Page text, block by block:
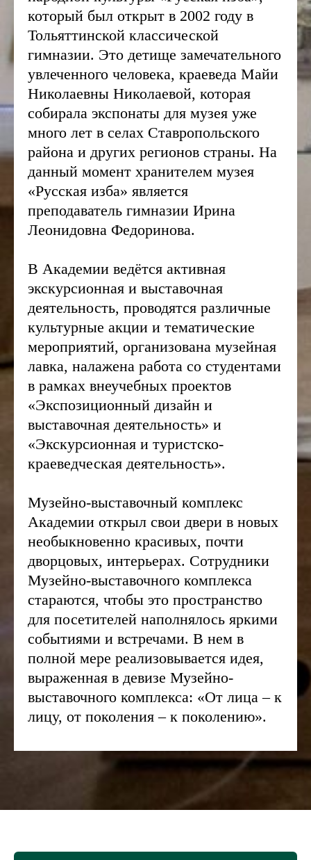
который был открыт в 2002 году в
Тольяттинской классической
гимназии. Это детище замечательного
увлеченного человека, краеведа Майи
Николаевны Николаевой, которая
собирала экспонаты для музея уже
много лет в селах Ставропольского
района и других регионов страны. На
данный момент хранителем музея
«Русская изба» является
преподаватель гимназии Ирина
Леонидовна Федоринова.
В Академии ведётся активная
экскурсионная и выставочная
деятельность, проводятся различные
культурные акции и тематические
мероприятий, организована музейная
лавка, налажена работа со студентами
в рамках внеучебных проектов
«Экспозиционный дизайн и
выставочная деятельность» и
«Экскурсионная и туристско-
краеведческая деятельность».
Музейно-выставочный комплекс
Академии открыл свои двери в новых
необыкновенно красивых, почти
дворцовых, интерьерах. Сотрудники
Музейно-выставочного комплекса
стараются, чтобы это пространство
для посетителей наполнялось яркими
событиями и встречами. В нем в
полной мере реализовывается идея,
выраженная в девизе Музейно-
выставочного комплекса: «От лица – к
лицу, от поколения – к поколению».